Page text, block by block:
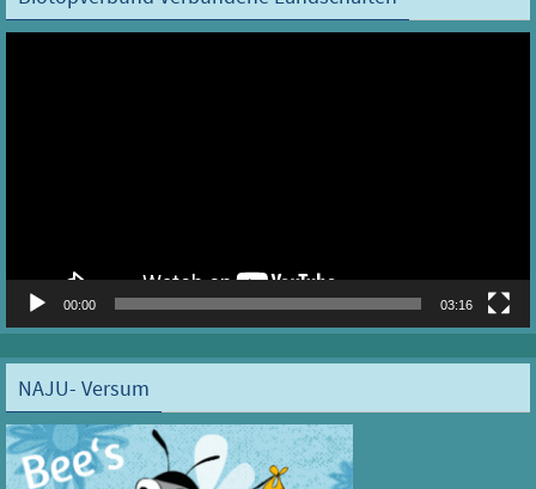
00:00 03:16
NAJU- Versum